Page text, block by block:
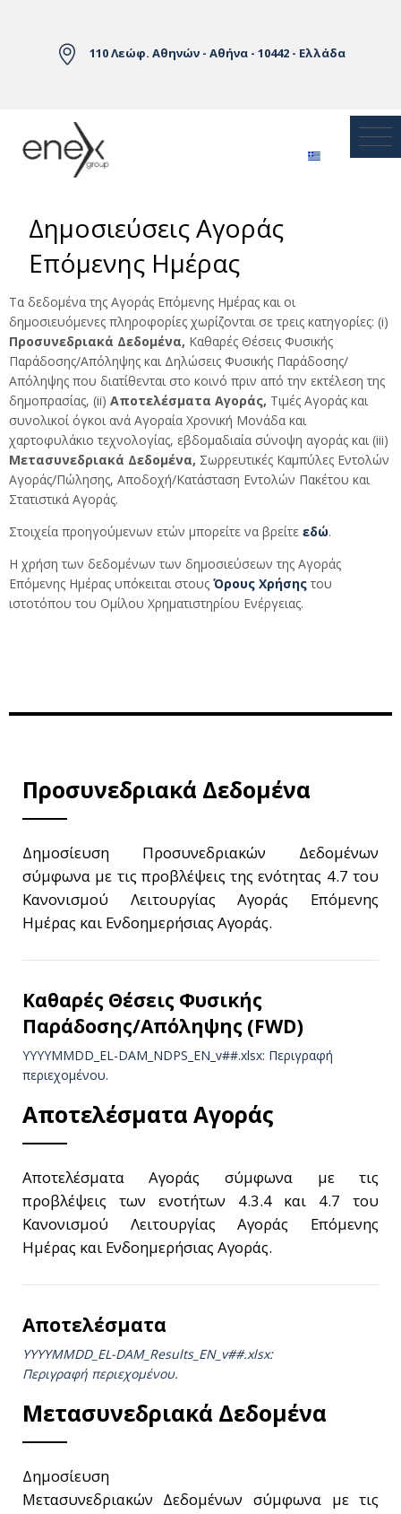
110 Λεώφ. Αθηνών - Αθήνα - 10442 - Ελλάδα
Δημοσιεύσεις Αγοράς
Επόμενης Ημέρας
Τα δεδομένα της Αγοράς Επόμενης Ημέρας και οι
δημοσιευόμενες πληροφορίες χωρίζονται σε τρεις κατηγορίες: (i)
Προσυνεδριακά Δεδομένα, Καθαρές Θέσεις Φυσικής
Παράδοσης/Απόληψης και Δηλώσεις Φυσικής Παράδοσης/
Απόληψης που διατίθενται στο κοινό πριν από την εκτέλεση της
δημοπρασίας, (ii) Αποτελέσματα Αγοράς, Τιμές Αγοράς και
συνολικοί όγκοι ανά Αγοραία Χρονική Μονάδα και
χαρτοφυλάκιο τεχνολογίας, εβδομαδιαία σύνοψη αγοράς και (iii)
Μετασυνεδριακά Δεδομένα, Σωρρευτικές Καμπύλες Εντολών
Αγοράς/Πώλησης, Αποδοχή/Κατάσταση Εντολών Πακέτου και
Στατιστικά Αγοράς.
Στοιχεία προηγούμενων ετών μπορείτε να βρείτε εδώ.
Η χρήση των δεδομένων των δημοσιεύσεων της Αγοράς
Επόμενης Ημέρας υπόκειται στους Όρους Χρήσηςτου
ιστοτόπου του Ομίλου Χρηματιστηρίου Ενέργειας.
Προσυνεδριακά Δεδομένα
Δημοσίευση Προσυνεδριακών Δεδομένων
σύμφωνα με τις προβλέψεις της ενότητας 4.7 του
Κανονισμού Λειτουργίας Αγοράς Επόμενης
Ημέρας και Ενδοημερήσιας Αγοράς.
Καθαρές Θέσεις Φυσικής
Παράδοσης/Απόληψης (FWD)
YYYYMMDD_EL-DAM_NDPS_ΕΝ_v##.xlsx: Περιγραφή
περιεχομένου.
Αποτελέσματα Αγοράς
Αποτελέσματα Αγοράς σύμφωνα με τις
προβλέψεις των ενοτήτων 4.3.4 και 4.7 του
Κανονισμού Λειτουργίας Αγοράς Επόμενης
Ημέρας και Ενδοημερήσιας Αγοράς.
Αποτελέσματα
YYYYMMDD_EL-DAM_Results_ΕΝ_v##.xlsx:
Περιγραφή περιεχομένου.
Μετασυνεδριακά Δεδομένα
Δημοσίευση
Μετασυνεδριακών Δεδομένων σύμφωνα με τις